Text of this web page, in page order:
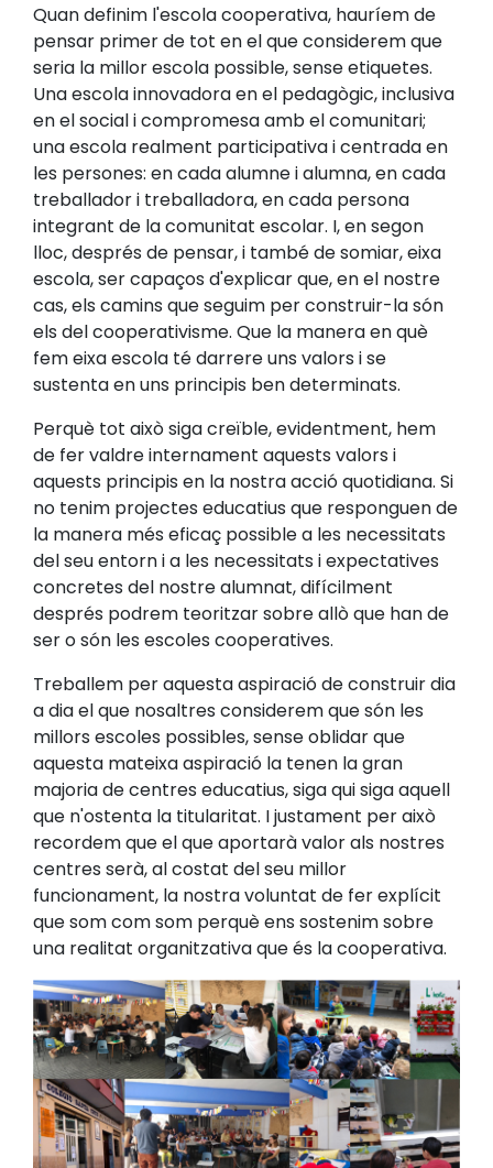
Quan definim l'escola cooperativa, hauríem de
pensar primer de tot en el que considerem que
seria la millor escola possible, sense etiquetes.
Una escola innovadora en el pedagògic, inclusiva
en el social i compromesa amb el comunitari;
una escola realment participativa i centrada en
les persones: en cada alumne i alumna, en cada
treballador i treballadora, en cada persona
integrant de la comunitat escolar. I, en segon
lloc, després de pensar, i també de somiar, eixa
escola, ser capaços d'explicar que, en el nostre
cas, els camins que seguim per construir-la són
els del cooperativisme. Que la manera en què
fem eixa escola té darrere uns valors i se
sustenta en uns principis ben determinats.
Perquè tot això siga creïble, evidentment, hem
de fer valdre internament aquests valors i
aquests principis en la nostra acció quotidiana. Si
no tenim projectes educatius que responguen de
la manera més eficaç possible a les necessitats
del seu entorn i a les necessitats i expectatives
concretes del nostre alumnat, difícilment
després podrem teoritzar sobre allò que han de
ser o són les escoles cooperatives.
Treballem per aquesta aspiració de construir dia
a dia el que nosaltres considerem que són les
millors escoles possibles, sense oblidar que
aquesta mateixa aspiració la tenen la gran
majoria de centres educatius, siga qui siga aquell
que n'ostenta la titularitat. I justament per això
recordem que el que aportarà valor als nostres
centres serà, al costat del seu millor
funcionament, la nostra voluntat de fer explícit
que som com som perquè ens sostenim sobre
una realitat organitzativa que és la cooperativa.